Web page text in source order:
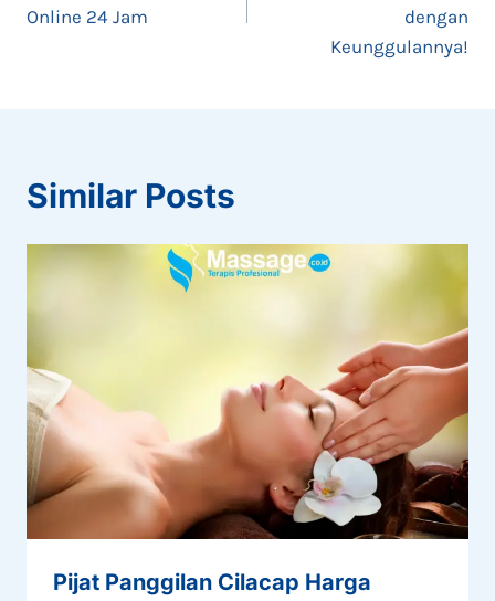
Online 24 Jam
dengan
Keunggulannya!
Similar Posts
Pijat Panggilan Cilacap Harga